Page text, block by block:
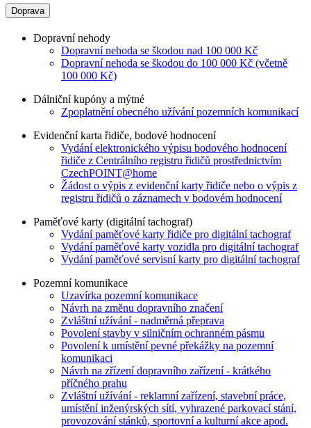
Doprava
Dopravní nehody
Dopravní nehoda se škodou nad 100 000 Kč
Dopravní nehoda se škodou do 100 000 Kč (včetně
100 000 Kč)
Dálniční kupóny a mýtné
Zpoplatnění obecného užívání pozemních komunikací
Evidenční karta řidiče, bodové hodnocení
Vydání elektronického výpisu bodového hodnocení
řidiče z Centrálního registru řidičů prostřednictvím
CzechPOINT@home
Žádost o výpis z evidenční karty řidiče nebo o výpis z
registru řidičů o záznamech v bodovém hodnocení
Paměťové karty (digitální tachograf)
Vydání paměťové karty řidiče pro digitální tachograf
Vydání paměťové karty vozidla pro digitální tachograf
Vydání paměťové servisní karty pro digitální tachograf
Pozemní komunikace
Uzavírka pozemní komunikace
Návrh na změnu dopravního značení
Zvláštní užívání - nadměrná přeprava
Povolení stavby v silničním ochranném pásmu
Povolení k umístění pevné překážky na pozemní
komunikaci
Návrh na zřízení dopravního zařízení - krátkého
příčného prahu
Zvláštní užívání - reklamní zařízení, stavební práce,
umístění inženýrských sítí, vyhrazené parkovací stání,
provozování stánků, sportovní a kulturní akce apod.